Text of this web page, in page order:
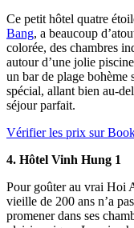
Ce petit hôtel quatre
Bang, a beaucoup
colorée, des chambres
autour d’une jolie
un bar de plage bohème
spécial, allant bien au-
séjour parfait.
Vérifier les prix sur
4. Hôtel Vinh Hung 1
Pour goûter au vrai Hoi
vieille de 200 ans n’a
promener dans ses